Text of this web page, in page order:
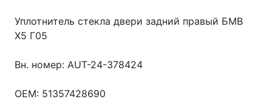
Уплотнитель стекла двери задний правый БМВ
Х5 Г05
Вн. номер: AUT-24-378424
OEM: 51357428690